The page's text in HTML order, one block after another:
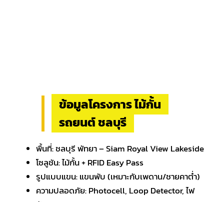
ข้อมูลโครงการ ไม้กั้น
รถยนต์ ชลบุรี
พื้นที่: ชลบุรี พัทยา – Siam Royal View Lakeside
โซลูชัน: ไม้กั้น + RFID Easy Pass
รูปแบบแขน: แขนพับ (เหมาะกับเพดาน/ชายคาต่ำ)
ความปลอดภัย: Photocell, Loop Detector, ไฟ